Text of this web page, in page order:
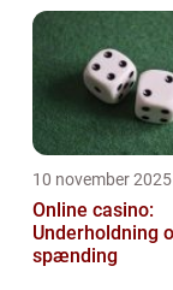
deres
10 november 2025
Online casino:
Underholdning
spænding